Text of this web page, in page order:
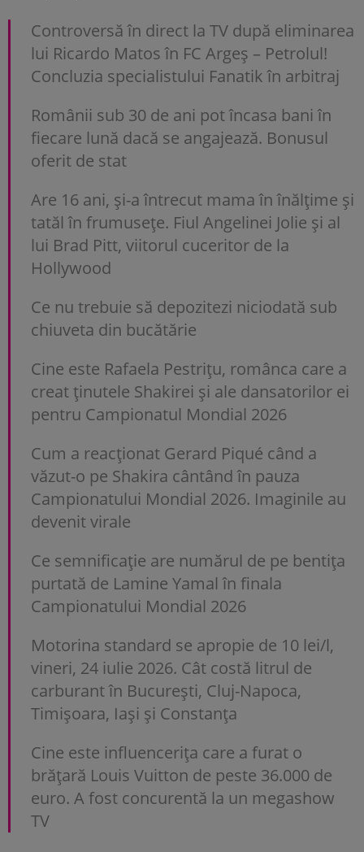
Controversă în direct la TV după eliminarea
lui Ricardo Matos în FC Argeș – Petrolul!
Concluzia specialistului Fanatik în arbitraj
Românii sub 30 de ani pot încasa bani în
fiecare lună dacă se angajează. Bonusul
oferit de stat
Are 16 ani, și-a întrecut mama în înălțime și
tatăl în frumusețe. Fiul Angelinei Jolie și al
lui Brad Pitt, viitorul cuceritor de la
Hollywood
Ce nu trebuie să depozitezi niciodată sub
chiuveta din bucătărie
Cine este Rafaela Pestrițu, românca care a
creat ținutele Shakirei și ale dansatorilor ei
pentru Campionatul Mondial 2026
Cum a reacționat Gerard Piqué când a
văzut-o pe Shakira cântând în pauza
Campionatului Mondial 2026. Imaginile au
devenit virale
Ce semnificație are numărul de pe bentița
purtată de Lamine Yamal în finala
Campionatului Mondial 2026
Motorina standard se apropie de 10 lei/l,
vineri, 24 iulie 2026. Cât costă litrul de
carburant în București, Cluj-Napoca,
Timișoara, Iași și Constanța
Cine este influencerița care a furat o
brățară Louis Vuitton de peste 36.000 de
euro. A fost concurentă la un megashow
TV